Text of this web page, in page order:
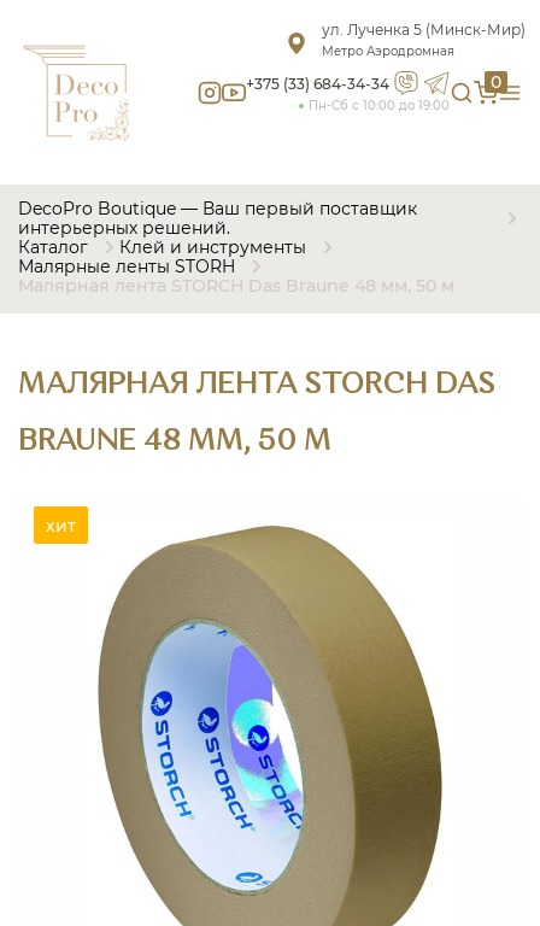
ул. Лученка 5 (Минск-Мир)
Метро Аэродромная
+375 (33) 684-34-34
Пн-Сб с 10:00 до 19:00
0
DecoPro Boutique — Ваш первый поставщик
интерьерных решений.
Каталог
Клей и инструменты
Малярные ленты STORH
Малярная лента STORCH Das Braune 48 мм, 50 м
МАЛЯРНАЯ ЛЕНТА STORCH DAS
BRAUNE 48 ММ, 50 М
хит